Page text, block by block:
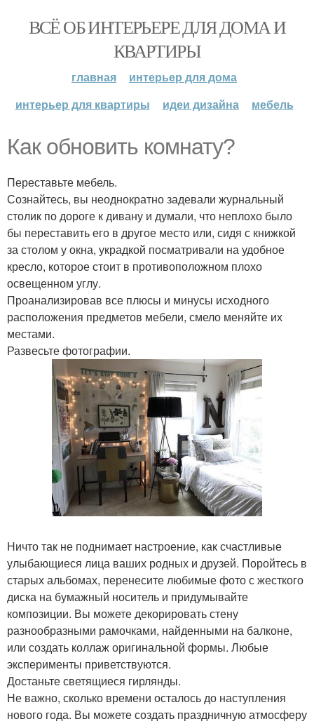
ВСЁ ОБ ИНТЕРЬЕРЕ ДЛЯ ДОМА И
КВАРТИРЫ
главная
интерьер для дома
интерьер для квартиры
идеи дизайна мебель
Как обновить комнату?
Переставьте мебель.
Сознайтесь, вы неоднократно задевали журнальный
столик по дороге к дивану и думали, что неплохо было
бы переставить его в другое место или, сидя с книжкой
за столом у окна, украдкой посматривали на удобное
кресло, которое стоит в противоположном плохо
освещенном углу.
Проанализировав все плюсы и минусы исходного
расположения предметов мебели, смело меняйте их
местами.
Развесьте фотографии.
Ничто так не поднимает настроение, как счастливые
улыбающиеся лица ваших родных и друзей. Поройтесь в
старых альбомах, перенесите любимые фото с жесткого
диска на бумажный носитель и придумывайте
композиции. Вы можете декорировать стену
разнообразными рамочками, найденными на балконе,
или создать коллаж оригинальной формы. Любые
эксперименты приветствуются.
Достаньте светящиеся гирлянды.
Не важно, сколько времени осталось до наступления
нового года. Вы можете создать праздничную атмосферу